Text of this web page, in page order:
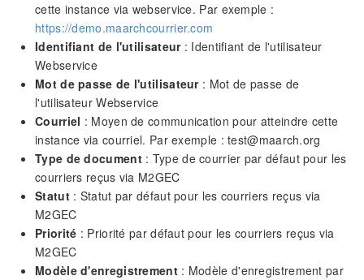
cette instance via webservice. Par exemple :
https://demo.maarchcourrier.com
Identifiant de l'utilisateur: Identifiant de l'utilisateur
Webservice
Mot de passe de l'utilisateur: Mot de passe de
l'utilisateur Webservice
Courriel : Moyen de communication pour atteindre cette
instance via courriel. Par exemple : test@maarch.org
Type de document: Type de courrier par défaut pour les
courriers reçus via M2GEC
Statut: Statut par défaut pour les courriers reçus via
M2GEC
Priorité : Priorité par défaut pour les courriers reçus via
M2GEC
Modèle d'enregistrement: Modèle d'enregistrement par